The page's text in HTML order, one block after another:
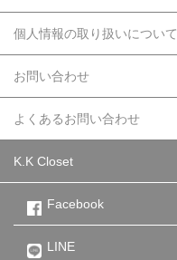
個人情報の取り扱いについて
お問い合わせ
よくあるお問い合わせ
K.K Closet
Facebook
LINE